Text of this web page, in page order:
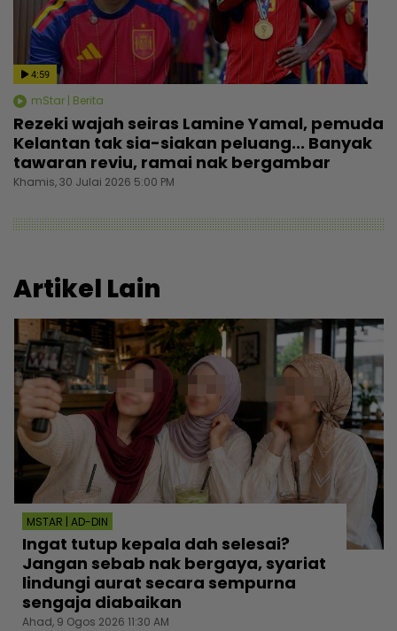
4:59
mStar | Berita
Rezeki wajah seiras Lamine Yamal, pemuda
Kelantan tak sia-siakan peluang... Banyak
tawaran reviu, ramai nak bergambar
Khamis, 30 Julai 2026 5:00 PM
Artikel Lain
MSTAR | AD-DIN
Ingat tutup kepala dah selesai?
Jangan sebab nak bergaya, syariat
lindungi aurat secara sempurna
sengaja diabaikan
Ahad, 9 Ogos 2026 11:30 AM